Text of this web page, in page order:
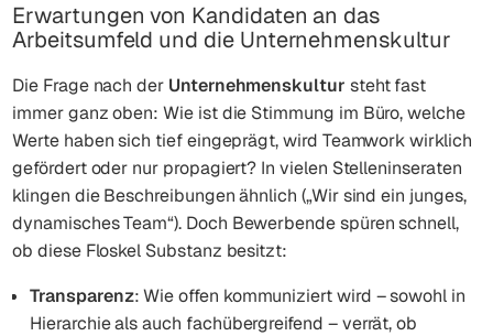
Erwartungen von Kandidaten an das
Arbeitsumfeld und die Unternehmenskultur
Die Frage nach der Unternehmenskultur steht fast
immer ganz oben: Wie ist die Stimmung im Büro, welche
Werte haben sich tief eingeprägt, wird Teamwork wirklich
gefördert oder nur propagiert? In vielen Stelleninseraten
klingen die Beschreibungen ähnlich („Wir sind ein junges,
dynamisches Team“). Doch Bewerbende spüren schnell,
ob diese Floskel Substanz besitzt:
Transparenz: Wie offen kommuniziert wird – sowohl in
Hierarchie als auch fachübergreifend – verrät, ob